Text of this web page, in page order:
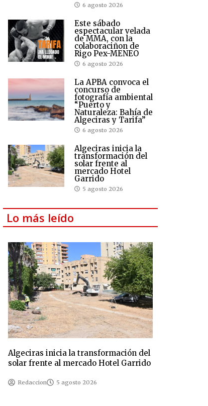
6 agosto 2026
Este sábado
espectacular velada
de MMA, con la
colaboraciñon de
Rigo Pex-MENEO
6 agosto 2026
La APBA convoca el
concurso de
fotografía ambiental
“Puerto y
Naturaleza: Bahía de
Algeciras y Tarifa”
6 agosto 2026
Algeciras inicia la
transformación del
solar frente al
mercado Hotel
Garrido
5 agosto 2026
Lo más leído
Algeciras inicia la transformación del
solar frente al mercado Hotel Garrido
Redaccion 5 agosto 2026